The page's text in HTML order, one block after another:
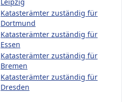
Katasterämter zuständig für
Dortmund
Katasterämter zuständig für
Essen
Katasterämter zuständig für
Bremen
Katasterämter zuständig für
Dresden